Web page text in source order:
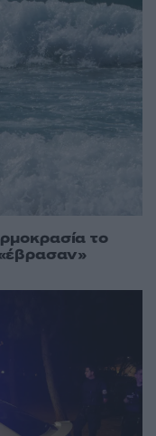
το